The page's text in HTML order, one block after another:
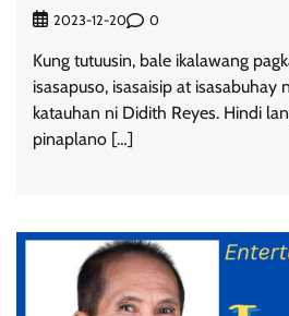
2023-12-20 0
Kung tutuusin, bale ikalawang
isasapuso, isasaisip at isasabuhay
katauhan ni Didith Reyes. Hindi
pinaplano […]